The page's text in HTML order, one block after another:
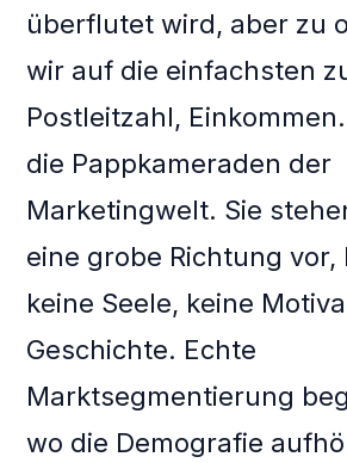
überflutet wird, aber zu
wir auf die einfachsten
Postleitzahl,
die Pappkameraden der
Marketingwelt. Sie
eine grobe Richtung vor,
keine Seele, keine
Geschichte. Echte
Marktsegmentierung
wo die Demografie